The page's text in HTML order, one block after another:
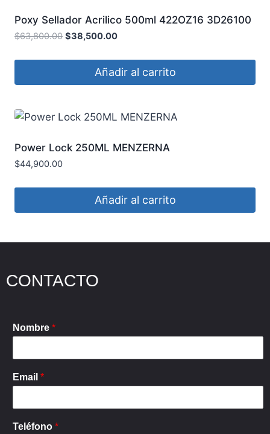
Poxy Sellador Acrilico 500ml 422OZ16 3D26100
$63,800.00 $38,500.00
Añadir al carrito
Power Lock 250ML MENZERNA
$44,900.00
Añadir al carrito
CONTACTO
Nombre *
Email *
Teléfono *